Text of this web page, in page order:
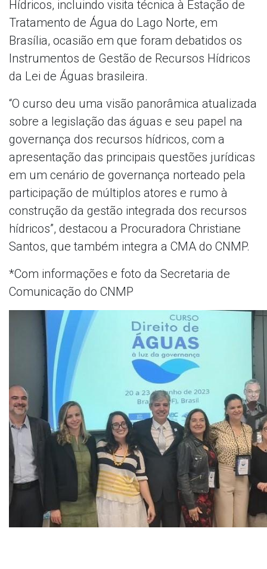
Hídricos, incluindo visita técnica à Estação de
Tratamento de Água do Lago Norte, em
Brasília, ocasião em que foram debatidos os
Instrumentos de Gestão de Recursos Hídricos
da Lei de Águas brasileira.
“O curso deu uma visão panorâmica atualizada
sobre a legislação das águas e seu papel na
governança dos recursos hídricos, com a
apresentação das principais questões jurídicas
em um cenário de governança norteado pela
participação de múltiplos atores e rumo à
construção da gestão integrada dos recursos
hídricos”, destacou a Procuradora Christiane
Santos, que também integra a CMA do CNMP.
*Com informações e foto da Secretaria de
Comunicação do CNMP